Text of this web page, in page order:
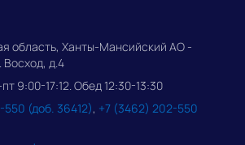
область, Ханты-Мансийский АО -
Восход, д.4
9:00-17:12. Обед 12:30-13:30
(доб. 36412), +7 (3462) 202-550